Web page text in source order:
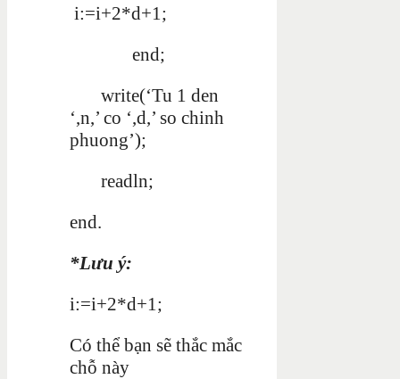
i:=i+2*d+1;
end;
write(‘Tu 1 den
‘,n,’ co ‘,d,’ so chinh
phuong’);
readln;
end.
*Lưu ý:
i:=i+2*d+1;
Có thể bạn sẽ thắc mắc
chỗ này